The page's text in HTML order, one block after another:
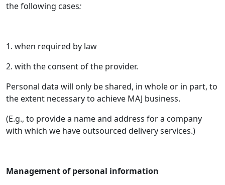
the following cases:
1. when required by law
2. with the consent of the provider.
Personal data will only be shared, in whole or in part, to
the extent necessary to achieve MAJ business.
(E.g., to provide a name and address for a company
with which we have outsourced delivery services.)
Management of personal information